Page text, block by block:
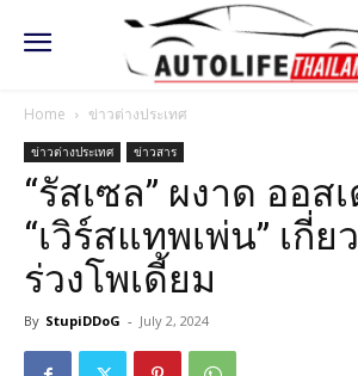
Home ข่าวต่างประเทศ
ข่าวต่างประเทศ ข่าวสาร
“รัสเซล” ผงาด ออส
“เวิร์สแทพเพ่น” เกี่ย
ร่วงโพเดี้ยม
By StupiDDoG - July 2, 2024